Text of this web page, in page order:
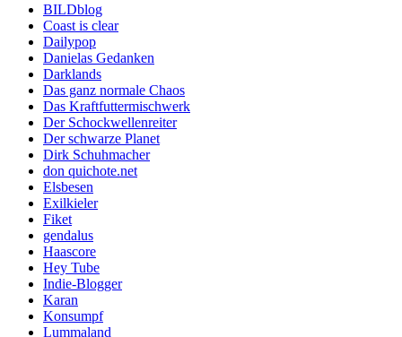
BILDblog
Coast is clear
Dailypop
Danielas Gedanken
Darklands
Das ganz normale Chaos
Das Kraftfuttermischwerk
Der Schockwellenreiter
Der schwarze Planet
Dirk Schuhmacher
don quichote.net
Elsbesen
Exilkieler
Fiket
gendalus
Haascore
Hey Tube
Indie-Blogger
Karan
Konsumpf
Lummaland